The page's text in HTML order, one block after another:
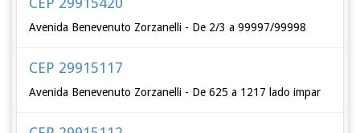
Avenida Benevenuto Zorzanelli - De 2/3 a 99997/99998
CEP 29915117
Avenida Benevenuto Zorzanelli - De 625 a 1217 lado impar